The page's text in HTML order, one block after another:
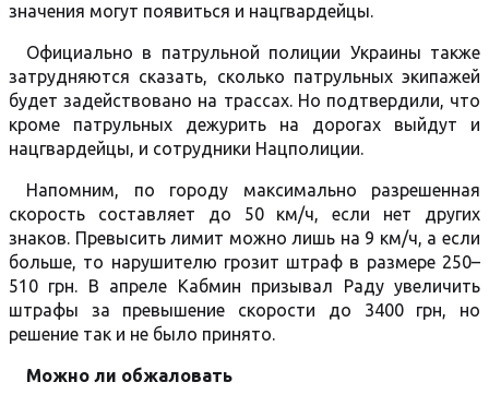
значения могут появиться и нацгвардейцы.
Официально в патрульной полиции Украины также
затрудняются сказать, сколько патрульных экипажей
будет задействовано на трассах. Но подтвердили, что
кроме патрульных дежурить на дорогах выйдут и
нацгвардейцы, и сотрудники Нацполиции.
Напомним, по городу максимально разрешенная
скорость составляет до 50 км/ч, если нет других
знаков. Превысить лимит можно лишь на 9 км/ч, а если
больше, то нарушителю грозит штраф в размере 250–
510 грн. В апреле Кабмин призывал Раду увеличить
штрафы за превышение скорости до 3400 грн, но
решение так и не было принято.
Можно ли обжаловать